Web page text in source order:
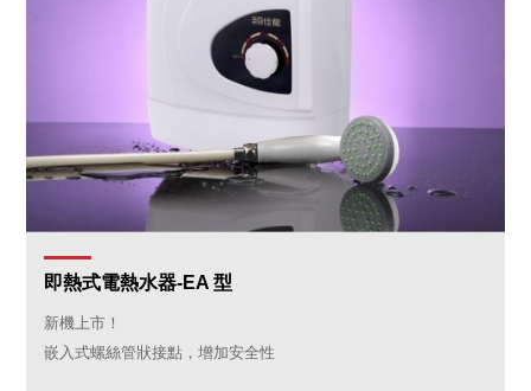
即熱式電熱水器-EA 型
新機上市！
嵌入式螺絲管狀接點，增加安全性